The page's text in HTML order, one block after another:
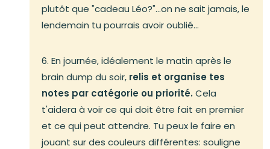
plutôt que "cadeau Léo?"...on ne sait jamais, le
lendemain tu pourrais avoir oublié...
6. En journée, idéalement le matin après le
brain dump du soir, relis et organise tes
notes par catégorie ou priorité.Cela
t'aidera à voir ce qui doit être fait en premier
et ce qui peut attendre. Tu peux le faire en
jouant sur des couleurs différentes: souligne